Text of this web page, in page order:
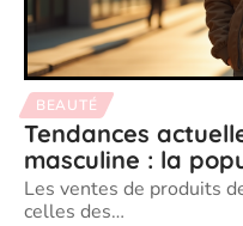
BEAUTÉ
Tendances
masculine : la
Les ventes de produits
celles des…